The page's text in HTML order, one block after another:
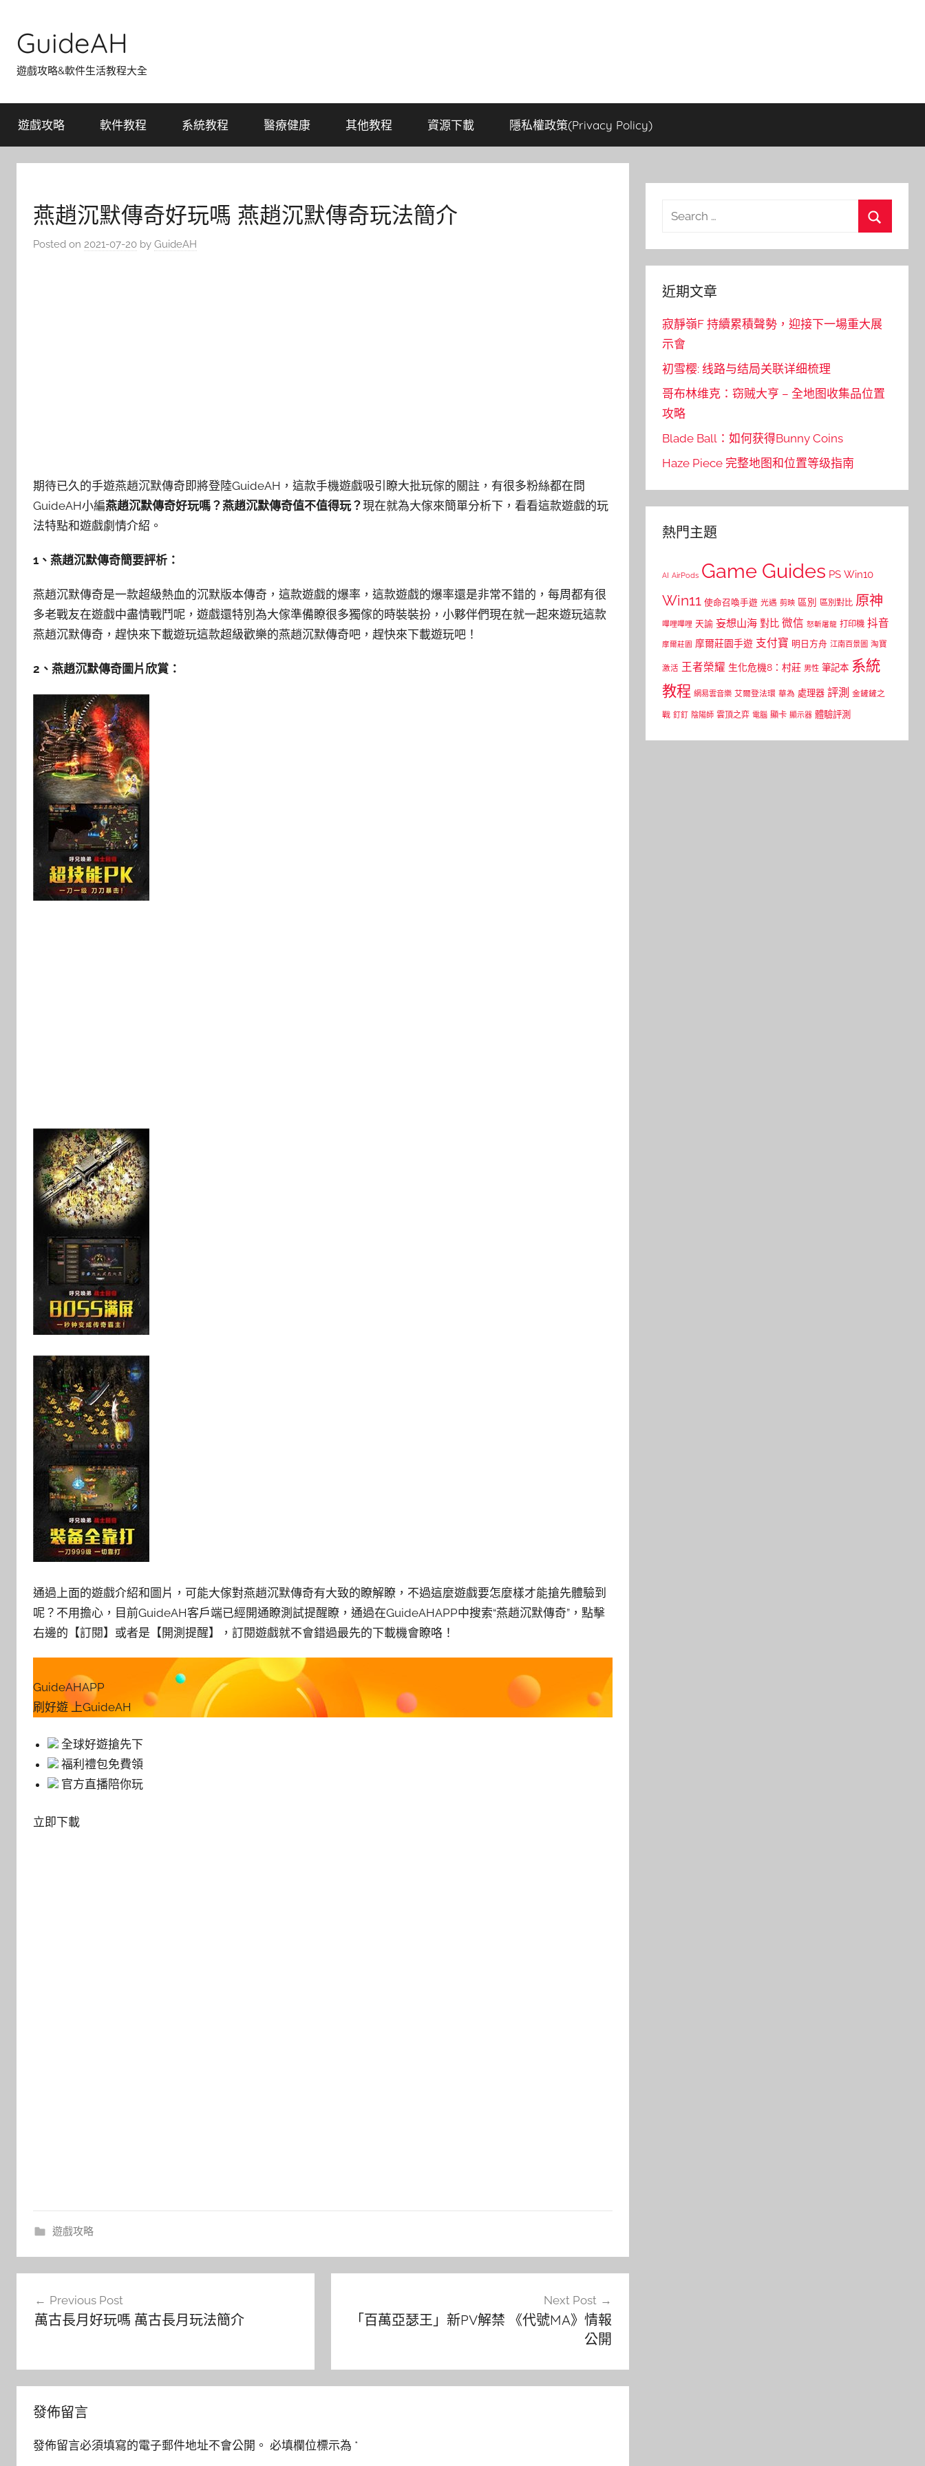
content
GuideAH
遊戲攻略&軟件生活教程大全
遊戲攻略 軟件教程 系統教程 醫療健康 其他教程 資源下載 隱私權政策(Privacy Policy)
燕趙沉默傳奇好玩嗎 燕趙沉默傳奇玩法簡介
Posted on 2021-07-20 by GuideAH
期待已久的手遊燕趙沉默傳奇即將登陸GuideAH，這款手機遊戲吸引瞭大批玩傢的關註，有很多粉絲都在問
GuideAH小編燕趙沉默傳奇好玩嗎？燕趙沉默傳奇值不值得玩？現在就為大傢來簡單分析下，看看這款遊戲的玩
法特點和遊戲劇情介紹。
1、燕趙沉默傳奇簡要評析：
燕趙沉默傳奇是一款超級熱血的沉默版本傳奇，這款遊戲的爆率，這款遊戲的爆率還是非常不錯的，每周都有很
多老戰友在遊戲中盡情戰鬥呢，遊戲還特別為大傢準備瞭很多獨傢的時裝裝扮，小夥伴們現在就一起來遊玩這款
燕趙沉默傳奇，趕快來下載遊玩這款超級歡樂的燕趙沉默傳奇吧，趕快來下載遊玩吧！
2、燕趙沉默傳奇圖片欣賞：
通過上面的遊戲介紹和圖片，可能大傢對燕趙沉默傳奇有大致的瞭解瞭，不過這麼遊戲要怎麼樣才能搶先體驗到
呢？不用擔心，目前GuideAH客戶端已經開通瞭測試提醒瞭，通過在GuideAHAPP中搜索“燕趙沉默傳奇”，點擊
右邊的【訂閱】或者是【開測提醒】，訂閱遊戲就不會錯過最先的下載機會瞭咯！
GuideAHAPP
刷好遊 上GuideAH
全球好遊搶先下
福利禮包免費領
官方直播陪你玩
立即下載
遊戲攻略
Previous Post
萬古長月好玩嗎 萬古長月玩法簡介
Next Post
「百萬亞瑟王」新PV解禁 《代號MA》情報
公開
發佈留言
發佈留言必須填寫的電子郵件地址不會公開。 必填欄位標示為 *
Search
近期文章
寂靜嶺F 持續累積聲勢，迎接下一場重大展
示會
初雪樱: 线路与结局关联详细梳理
哥布林维克：窃贼大亨 – 全地图收集品位置
攻略
Blade Ball：如何获得Bunny Coins
Haze Piece 完整地图和位置等级指南
熱門主題
AI AirPods Game Guides PS Win10
Win11 使命召喚手遊 光遇 剪映 區別 區別對比 原神
嗶哩嗶哩 天諭 妄想山海 對比 微信 怒斬屠龍 打印機 抖音
摩爾莊園 摩爾莊園手遊 支付寶 明日方舟 江南百景圖 淘寶
激活 王者榮耀 生化危機8：村莊 男性 筆記本 系統
教程 網易雲音樂 艾爾登法環 華為 處理器 評測 金鏟鏟之
戰 釘釘 陰陽師 雲頂之弈 電腦 顯卡 顯示器 體驗評測